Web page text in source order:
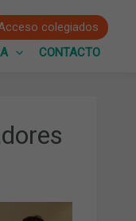
colegiados
CONTACTO